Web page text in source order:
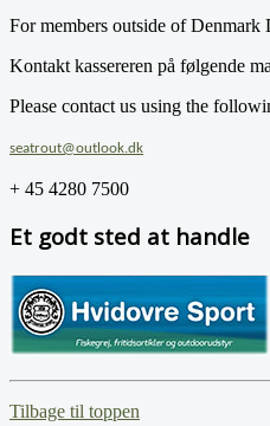
For members outside of
Kontakt kassereren på følgende
Please contact us using the
seatrout@outlook.dk
+ 45 4280 7500
Et godt sted at handle
Tilbage til toppen